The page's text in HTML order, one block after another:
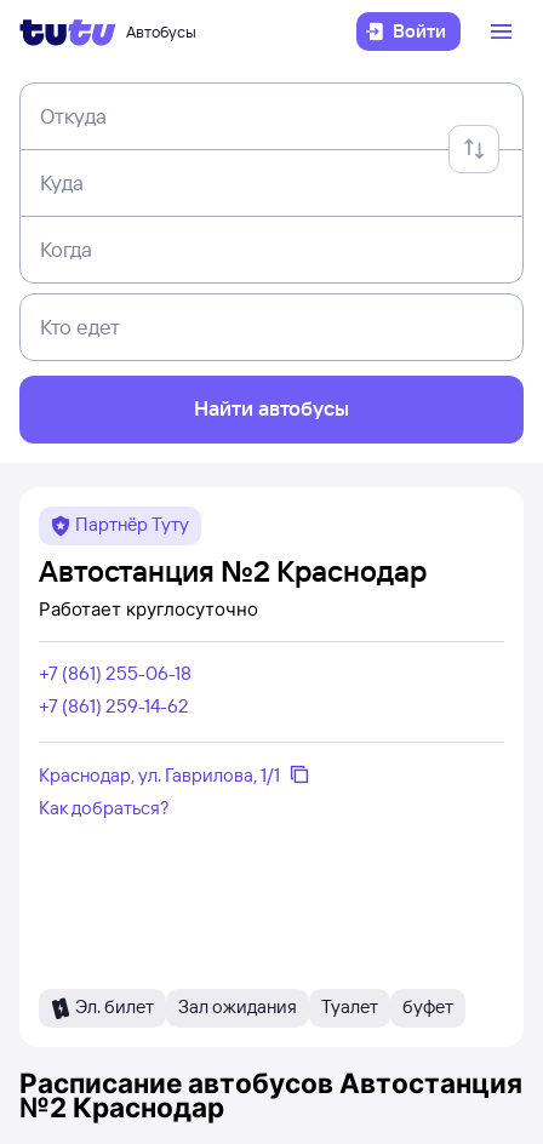
Автобусы Войти
Откуда
Куда
Когда
Кто едет
Найти автобусы
Партнёр Туту
Автостанция №2 Краснодар
Работает круглосуточно
+7 (861) 255-06-18
+7 (861) 259-14-62
Краснодар, ул. Гаврилова, 1/1
Как добраться?
Эл. билет Зал ожидания Туалет буфет
Расписание автобусов Автостанция
№2 Краснодар